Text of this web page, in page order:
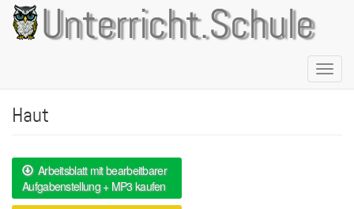
Direkt
zum
Inhalt
Unterricht.Schule
Haut
Arbeitsblatt mit bearbeitbarer
Aufgabenstellung + MP3 kaufen